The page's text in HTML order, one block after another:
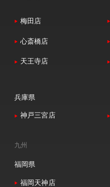
梅田店
心斎橋店
天王寺店
兵庫県
神戸三宮店
九州
福岡県
福岡天神店